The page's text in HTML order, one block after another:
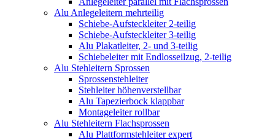
Alu Anlegeleitern mehrteilig
Schiebe-Aufsteckleiter 2-teilig
Schiebe-Aufsteckleiter 3-teilig
Alu Plakatleiter, 2- und 3-teilig
Schiebeleiter mit Endlosseilzug, 2-teilig
Alu Stehleitern Sprossen
Sprossenstehleiter
Stehleiter höhenverstellbar
Alu Tapezierbock klappbar
Montageleiter rollbar
Alu Stehleitern Flachsprossen
Alu Plattformstehleiter expert